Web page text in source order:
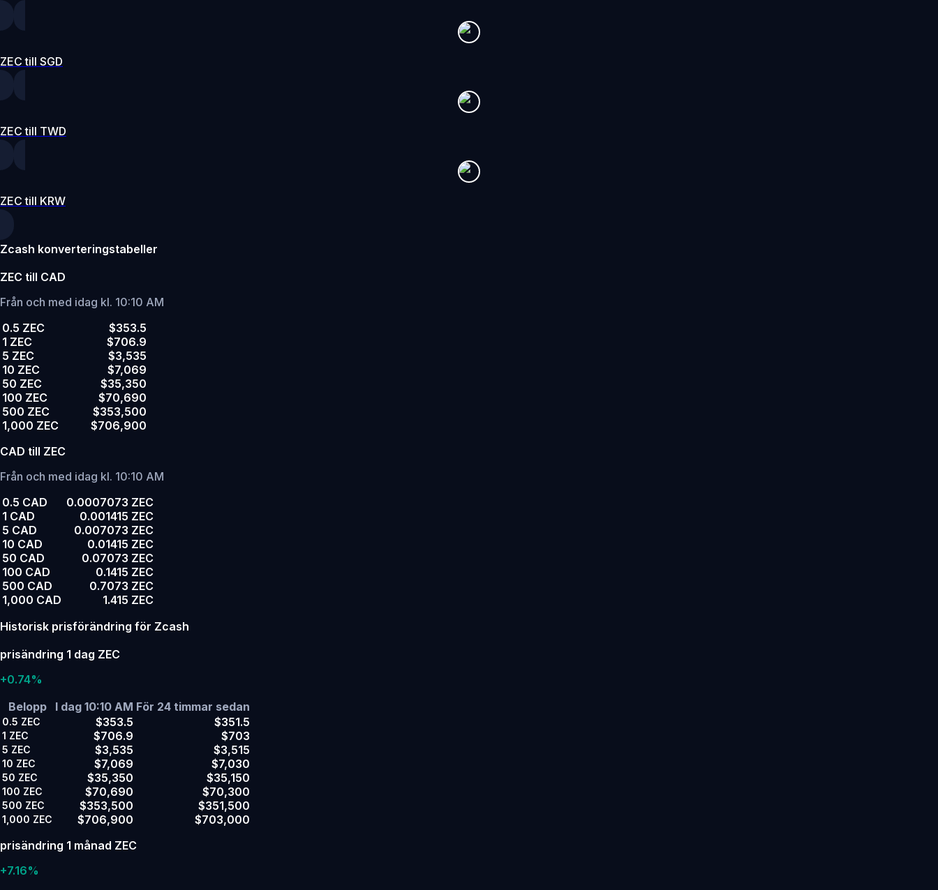
ZEC till SGD
ZEC till TWD
ZEC till KRW
Zcash konverteringstabeller
ZEC till CAD
Från och med idag kl. 10:10 AM
0.5 ZEC
$353.5
1 ZEC
$706.9
5 ZEC
$3,535
10 ZEC
$7,069
50 ZEC
$35,350
100 ZEC
$70,690
500 ZEC
$353,500
1,000 ZEC
$706,900
CAD till ZEC
Från och med idag kl. 10:10 AM
0.5 CAD
0.0007073 ZEC
1 CAD
0.001415 ZEC
5 CAD
0.007073 ZEC
10 CAD
0.01415 ZEC
50 CAD
0.07073 ZEC
100 CAD
0.1415 ZEC
500 CAD
0.7073 ZEC
1,000 CAD
1.415 ZEC
Historisk prisförändring för Zcash
prisändring 1 dag ZEC
+0.74%
Belopp
I dag 10:10 AM För 24 timmar sedan
0.5 ZEC $353.5 $351.5
1 ZEC $706.9 $703
5 ZEC $3,535 $3,515
10 ZEC $7,069 $7,030
50 ZEC $35,350 $35,150
100 ZEC $70,690 $70,300
500 ZEC $353,500 $351,500
1,000 ZEC $706,900
$703,000
prisändring 1 månad ZEC
+7.16%